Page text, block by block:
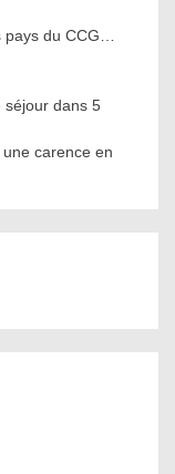
pays du CCG…
séjour dans 5
carence en